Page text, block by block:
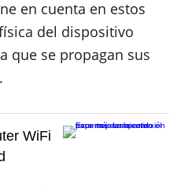
en cuenta en estos
del dispositivo
que se propagan sus
WiFi